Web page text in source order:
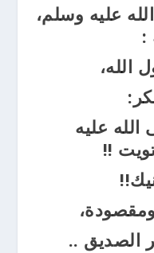
عليه وسلم،
:
الله،
الله عليه
!!
الصديق ..